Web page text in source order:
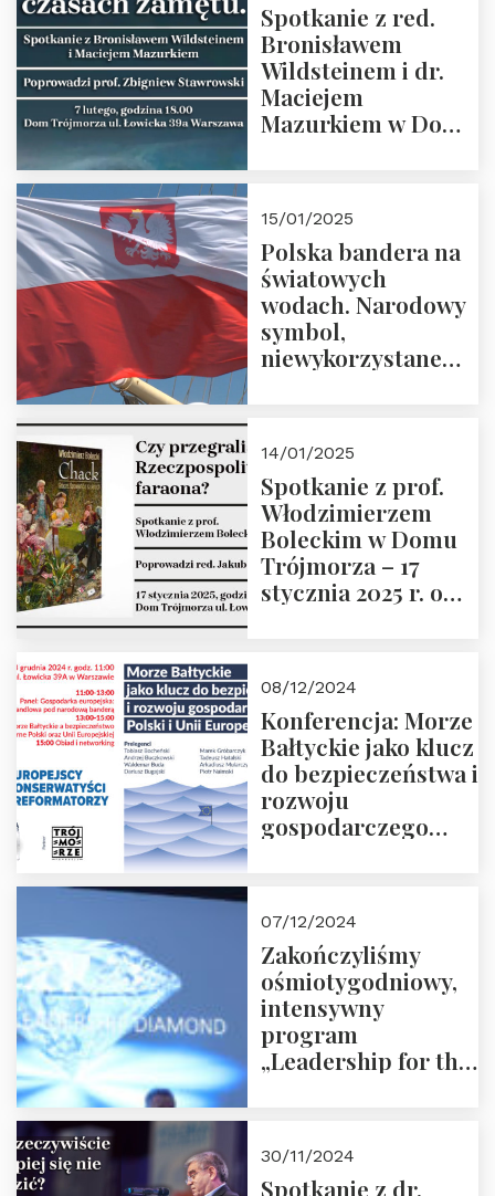
Spotkanie z red.
Bronisławem
Wildsteinem i dr.
Maciejem
Mazurkiem w Domu
Prowadzi prof.
Zbigniew
Stawrowski
15/01/2025
Polska bandera na
światowych
wodach. Narodowy
symbol,
niewykorzystane
14/01/2025
Spotkanie z prof.
Włodzimierzem
Boleckim w Domu
Trójmorza – 17
stycznia 2025 r. o
08/12/2024
Konferencja: Morze
Bałtyckie jako klucz
do bezpieczeństwa i
rozwoju
gospodarczego
ZAPRASZAMY
07/12/2024
Zakończyliśmy
ośmiotygodniowy,
intensywny
program
„Leadership for the
30/11/2024
Spotkanie z dr.